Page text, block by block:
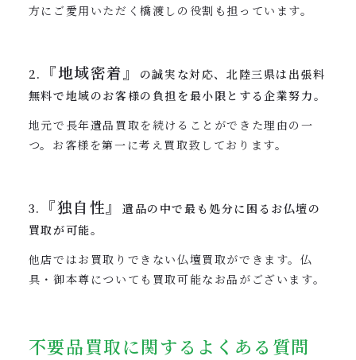
方にご愛用いただく橋渡しの役割も担っています。
2. 『地域密着』
の誠実な対応、北陸三県は出張料
無料で地域のお客様の負担を最小限とする企業努力。
地元で長年遺品買取を続けることができた理由の一
つ。お客様を第一に考え買取致しております。
3. 『独自性』遺品の中で最も処分に困るお仏壇の
買取が可能。
他店ではお買取りできない仏壇買取ができます。仏
具・御本尊についても買取可能なお品がございます。
不要品買取に関するよくある質問